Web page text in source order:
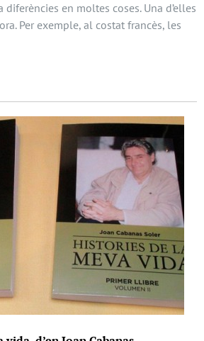
en moltes coses. Una d’elles
Per exemple, al costat francès, les